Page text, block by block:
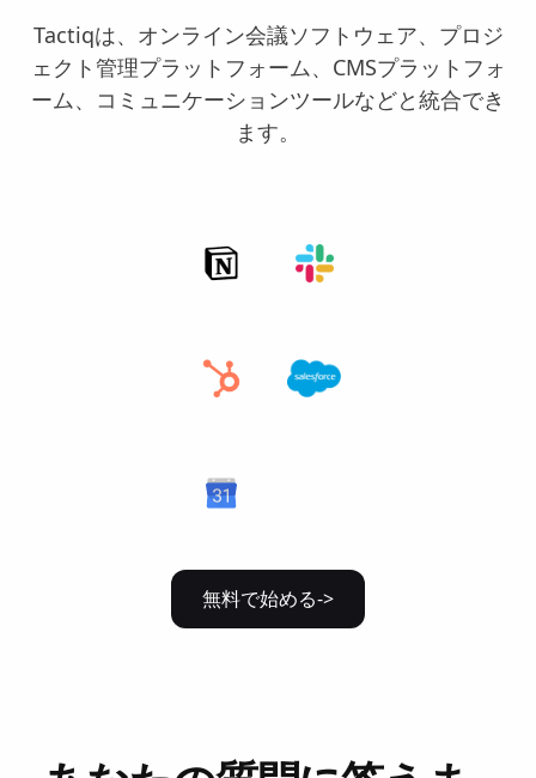
Tactiqは、オンライン会議ソフトウェア、プロジ
ェクト管理プラットフォーム、CMSプラットフォ
ーム、コミュニケーションツールなどと統合でき
ます。
無料で始める->